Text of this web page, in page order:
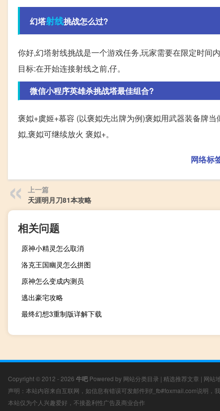
幻塔射线挑战怎么过?
你好,幻塔射线挑战是一个游戏任务,玩家需要在限定时间
目标:在开始连接射线之前,仔。
微信小程序英雄杀挑战塔最佳组合?
褒姒+虞姬+慕容 (以褒姒先出牌为例)褒姒用武器装备牌
姒,褒姒可继续放火 褒姒+。
网络标
上一篇
天涯明月刀81本攻略
相关问题
原神小精灵怎么取消
洛克王国幽灵怎么拼图
原神怎么变成内测员
逃出豪宅攻略
最终幻想3重制版详解下载
Copyright © 2012 - 2026 牛吧 Powered by 网站分类目录 | 精选推荐文章 | 网站
声明：本站内容来自互联网，如信息有错误可发邮件到f_fb#foxmail.com说明，
本站仅为个人兴趣爱好，不接盈利性广告及商业合作